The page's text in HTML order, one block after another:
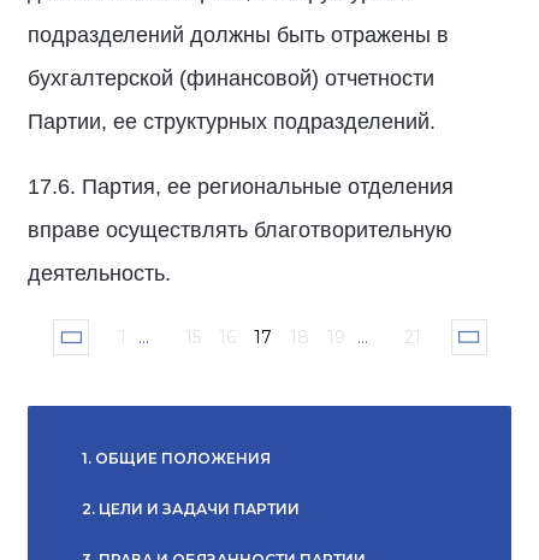
подразделений должны быть отражены в
бухгалтерской (финансовой) отчетности
Партии, ее структурных подразделений.
17.6. Партия, ее региональные отделения
вправе осуществлять благотворительную
деятельность.
1 ... 15 16 17 18 19 ... 21
1. ОБЩИЕ ПОЛОЖЕНИЯ
2. ЦЕЛИ И ЗАДАЧИ ПАРТИИ